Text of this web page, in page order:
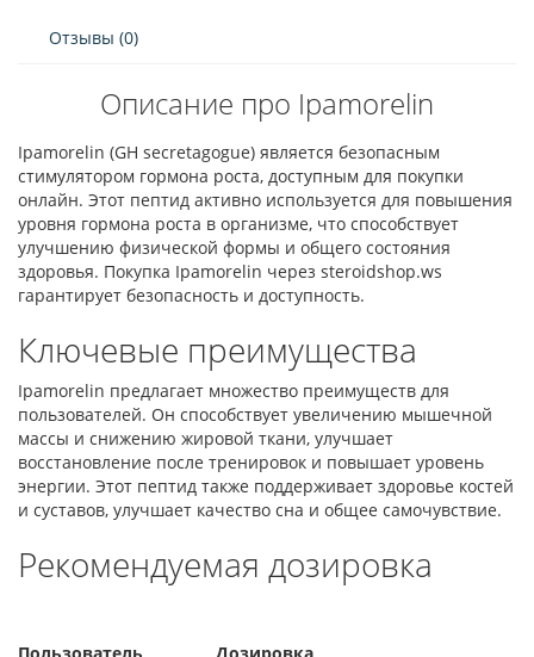
Отзывы (0)
Описание про Ipamorelin
Ipamorelin (GH secretagogue) является безопасным
стимулятором гормона роста, доступным для покупки
онлайн. Этот пептид активно используется для повышения
уровня гормона роста в организме, что способствует
улучшению физической формы и общего состояния
здоровья. Покупка Ipamorelin через steroidshop.ws
гарантирует безопасность и доступность.
Ключевые преимущества
Ipamorelin предлагает множество преимуществ для
пользователей. Он способствует увеличению мышечной
массы и снижению жировой ткани, улучшает
восстановление после тренировок и повышает уровень
энергии. Этот пептид также поддерживает здоровье костей
и суставов, улучшает качество сна и общее самочувствие.
Рекомендуемая дозировка